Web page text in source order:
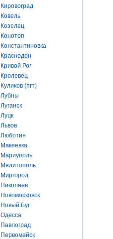
Кировоград
Ковель
Козелец
Конотоп
Константиновка
Краснодон
Кривой Рог
Кролевец
Куликов (пгт)
Лубны
Луганск
Луцк
Львов
Люботин
Макеевка
Мариуполь
Мелитополь
Миргород
Николаев
Новомосковск
Новый Буг
Одесса
Павлоград
Первомайск